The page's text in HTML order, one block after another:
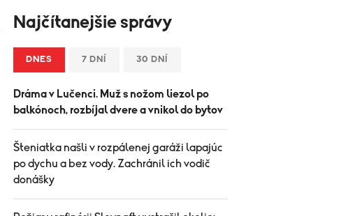
Najčítanejšie správy
DNES 7 DNÍ 30 DNÍ
Dráma v Lučenci. Muž s nožom liezol po
balkónoch, rozbíjal dvere a vnikol do bytov
Šteniatka našli v rozpálenej garáži lapajúc
po dychu a bez vody. Zachránil ich vodič
donášky